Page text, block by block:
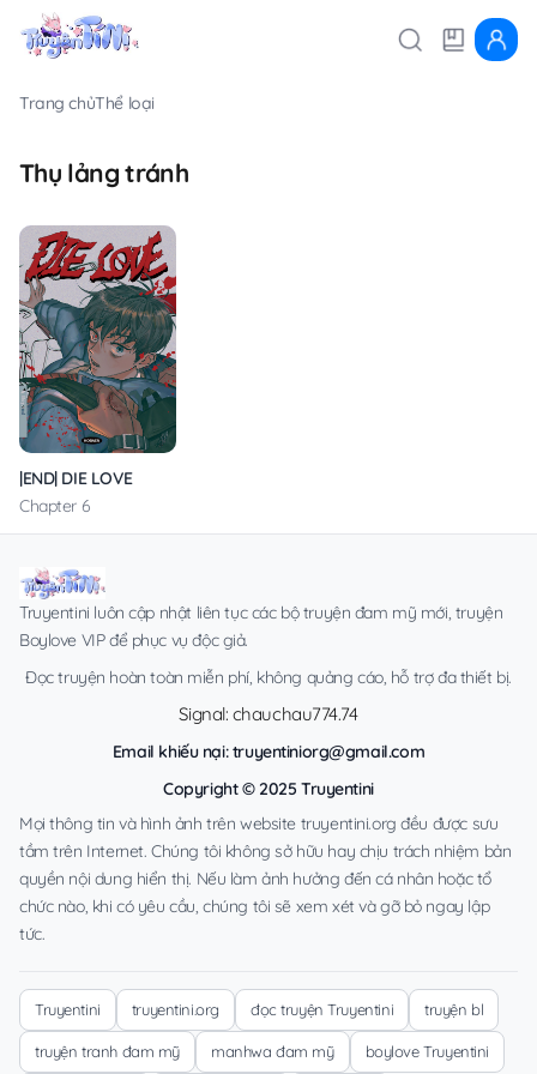
Trang chủThể loại
Thụ lảng tránh
|END| DIE LOVE
Chapter 6
Truyentini luôn cập nhật liên tục các bộ truyện đam mỹ mới, truyện
Boylove VIP để phục vụ độc giả.
Đọc truyện hoàn toàn miễn phí, không quảng cáo, hỗ trợ đa thiết bị.
Signal: chauchau774.74
Email khiếu nại:truyentiniorg@gmail.com
Copyright © 2025 Truyentini
Mọi thông tin và hình ảnh trên website truyentini.org đều được sưu
tầm trên Internet. Chúng tôi không sở hữu hay chịu trách nhiệm bản
quyền nội dung hiển thị. Nếu làm ảnh hưởng đến cá nhân hoặc tổ
chức nào, khi có yêu cầu, chúng tôi sẽ xem xét và gỡ bỏ ngay lập
tức.
Truyentini truyentini.org đọc truyện Truyentini truyện bl
truyện tranh đam mỹ manhwa đam mỹ boylove Truyentini